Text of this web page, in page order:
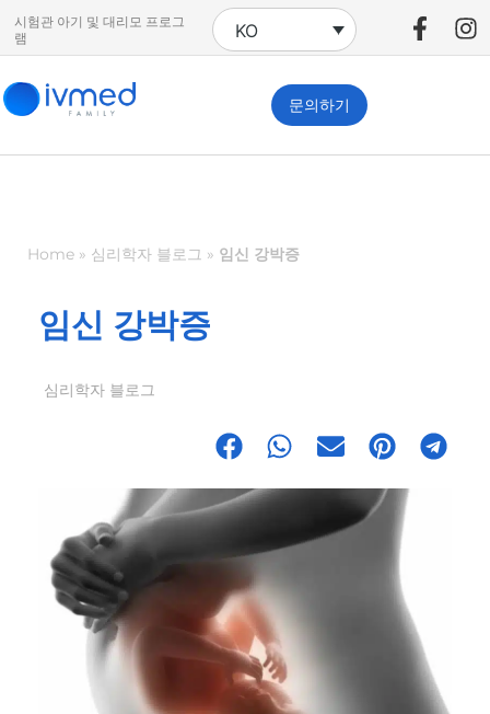
시험관 아기 및 대리모 프로그
램
KO
문의하기
Home » 심리학자 블로그 » 임신 강박증
임신 강박증
심리학자 블로그